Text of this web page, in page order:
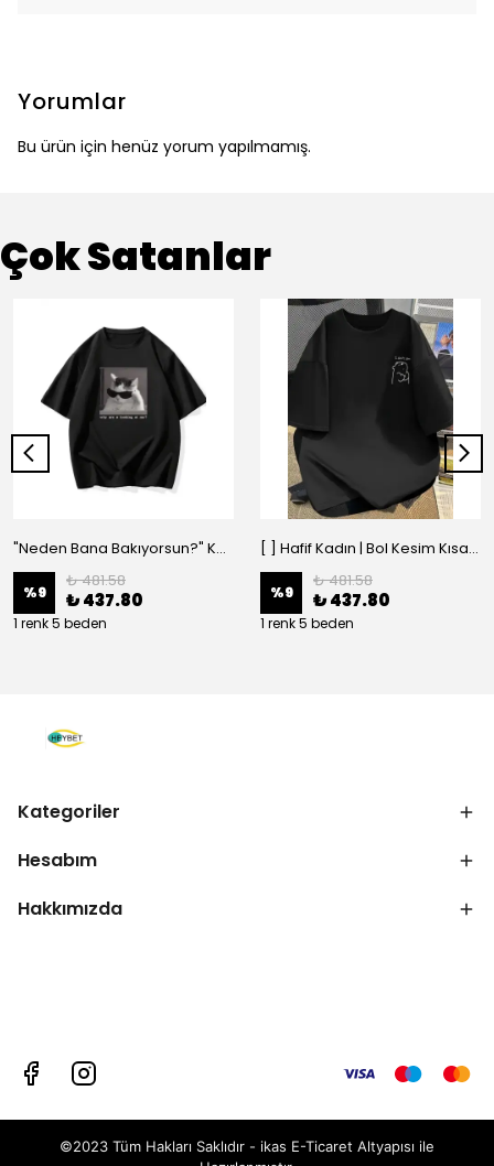
Yorumlar
Bu ürün için henüz yorum yapılmamış.
Çok Satanlar
"Neden Bana Bakıyorsun?" Komik Kedi Grafik Tişört - Dijital Baskılı Siyah Bol - Siyah
%9
₺ 481.58
₺ 437.80
1 renk 5 beden
[ ] Hafif Kadın | Bol Kesim Kısa Kollu Yuvarlak Yaka Eğlenceli Karikatür Ayı ve - Siyah
%9
₺ 481.58
₺ 437.80
1 renk 5 beden
Kategoriler
Hesabım
Hakkımızda
©2023 Tüm Hakları Saklıdır - ikas E-Ticaret Altyapısı ile